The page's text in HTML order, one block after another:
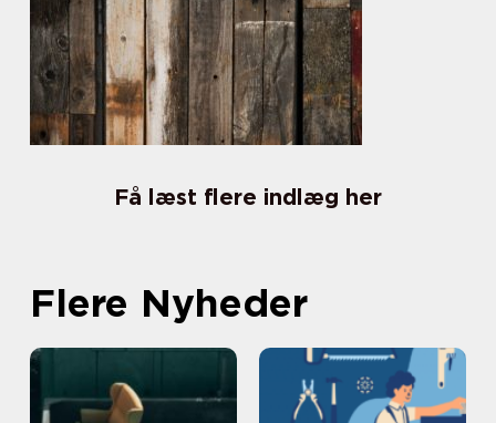
Få læst flere indlæg her
Flere Nyheder